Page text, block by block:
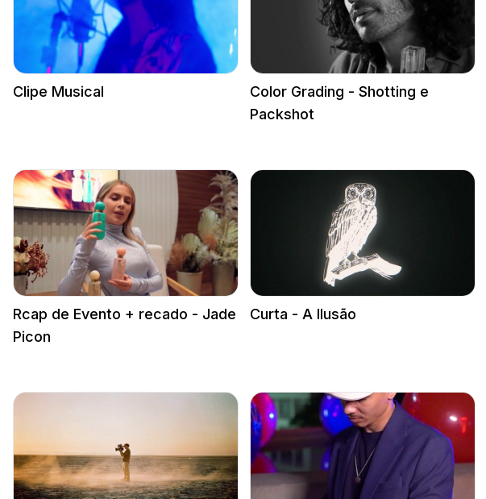
Clipe Musical
Color Grading - Shotting e
Packshot
Rcap de Evento + recado - Jade
Picon
Curta - A Ilusão